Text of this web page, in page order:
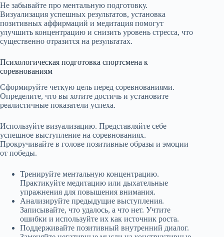
Не забывайте про ментальную подготовку.
Визуализация успешных результатов, установка
позитивных аффирмаций и медитация помогут
улучшить концентрацию и снизить уровень стресса, что
существенно отразится на результатах.
Психологическая подготовка спортсмена к
соревнованиям
Сформируйте четкую цель перед соревнованиями.
Определите, что вы хотите достичь и установите
реалистичные показатели успеха.
Используйте визуализацию. Представляйте себе
успешное выступление на соревнованиях.
Прокручивайте в голове позитивные образы и эмоции
от победы.
Тренируйте ментальную концентрацию.
Практикуйте медитацию или дыхательные
упражнения для повышения внимания.
Анализируйте предыдущие выступления.
Записывайте, что удалось, а что нет. Учтите
ошибки и используйте их как источник роста.
Поддерживайте позитивный внутренний диалог.